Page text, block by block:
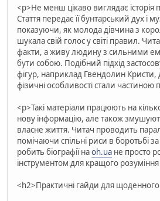
<p>Не менш цікаво виглядає
Стаття передає її бунтарський дух і
показуючи, як молода дівчина з
шукала свій голос у світі правил.
факти, а живу людину з сильними
бути собою. Подібний підхід
фігур, наприклад Гвендолин Кристи,
фізичні особливості стали частиною
<p>Такі матеріали працюють на
нову інформацію, але також
власне життя. Читач проводить
помічаючи спільні риси в боротьбі
робить біографії наoh.ua не просто
інструментом для кращого
<h2>Практичні гайди для